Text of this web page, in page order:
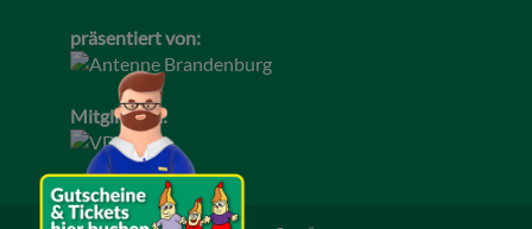
präsentiert von:
Mitglied im: